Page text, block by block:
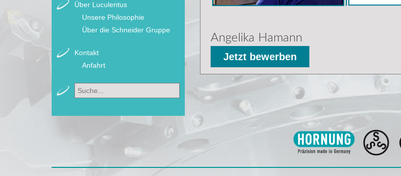
Angelika Hamann
Jetzt bewerben
Über Luculentus
Unsere Philosophie
Über die Schneider Gruppe
Kontakt
Anfahrt